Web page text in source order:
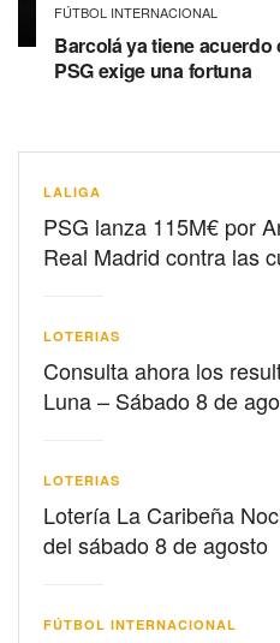
FÚTBOL INTERNACIONAL
Barcolá ya tiene
PSG exige una fortuna
LALIGA
PSG lanza 115M€ por
Real Madrid contra las
LOTERIAS
Consulta ahora los
Luna – Sábado 8 de
LOTERIAS
Lotería La Caribeña
del sábado 8 de agosto
FÚTBOL INTERNACIONAL